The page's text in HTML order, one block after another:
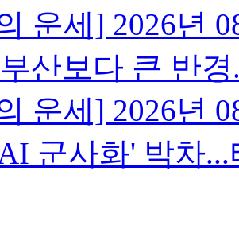
운세] 2026년
산보다 큰 반
운세] 2026년
군사화' 박차...